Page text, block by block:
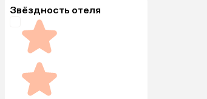
Звёздность отеля